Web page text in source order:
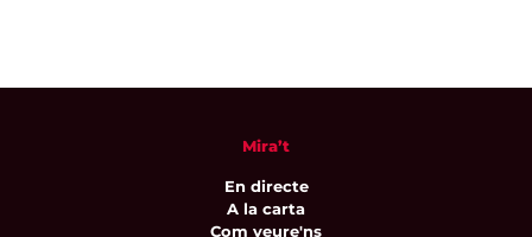
Mira’t
En directe
A la carta
Com veure'ns